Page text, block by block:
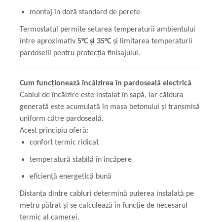
montaj în doză standard de perete
Termostatul permite setarea temperaturii ambientului
între aproximativ 5°C și 35°C și limitarea temperaturii
pardoselii pentru protecția finisajului.
Cum funcționează încălzirea în pardoseală electrică
Cablul de încălzire este instalat în șapă, iar căldura
generată este acumulată în masa betonului și transmisă
uniform către pardoseală.
Acest principiu oferă:
confort termic ridicat
temperatură stabilă în încăpere
eficiență energetică bună
Distanța dintre cabluri determină puterea instalată pe
metru pătrat și se calculează în funcție de necesarul
termic al camerei.